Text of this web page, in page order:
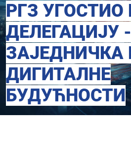
РГЗ УГОСТИО
ДЕЛЕГАЦИЈУ -
ЗАЈЕДНИЧКА
ДИГИТАЛНЕ
БУДУЋНОСТИ